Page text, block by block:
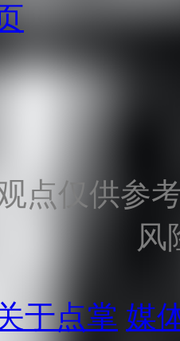
点仅供参
风
于点掌 媒